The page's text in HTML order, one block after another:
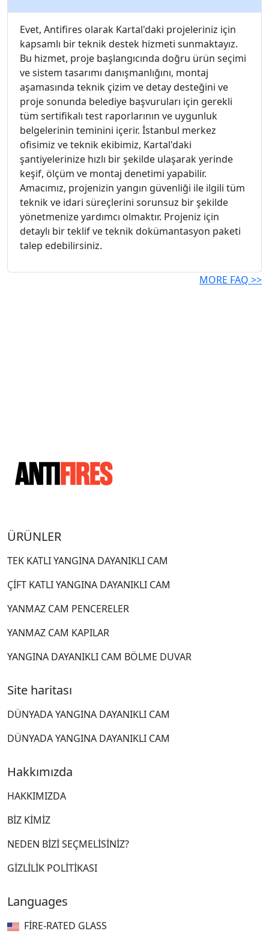
Evet, Antifires olarak Kartal'daki projeleriniz için
kapsamlı bir teknik destek hizmeti sunmaktayız.
Bu hizmet, proje başlangıcında doğru ürün seçimi
ve sistem tasarımı danışmanlığını, montaj
aşamasında teknik çizim ve detay desteğini ve
proje sonunda belediye başvuruları için gerekli
tüm sertifikalı test raporlarının ve uygunluk
belgelerinin teminini içerir. İstanbul merkez
ofisimiz ve teknik ekibimiz, Kartal'daki
şantiyelerinize hızlı bir şekilde ulaşarak yerinde
keşif, ölçüm ve montaj denetimi yapabilir.
Amacımız, projenizin yangın güvenliği ile ilgili tüm
teknik ve idari süreçlerini sorunsuz bir şekilde
yönetmenize yardımcı olmaktır. Projeniz için
detaylı bir teklif ve teknik dokümantasyon paketi
talep edebilirsiniz.
MORE FAQ >>
ÜRÜNLER
TEK KATLI YANGINA DAYANIKLI CAM
ÇİFT KATLI YANGINA DAYANIKLI CAM
YANMAZ CAM PENCERELER
YANMAZ CAM KAPILAR
YANGINA DAYANIKLI CAM BÖLME DUVAR
Site haritası
DÜNYADA YANGINA DAYANIKLI CAM
DÜNYADA YANGINA DAYANIKLI CAM
Hakkımızda
HAKKIMIZDA
BIZ KIMIZ
NEDEN BIZI SEÇMELISINIZ?
GIZLILIK POLITIKASI
Languages
FIRE-RATED GLASS